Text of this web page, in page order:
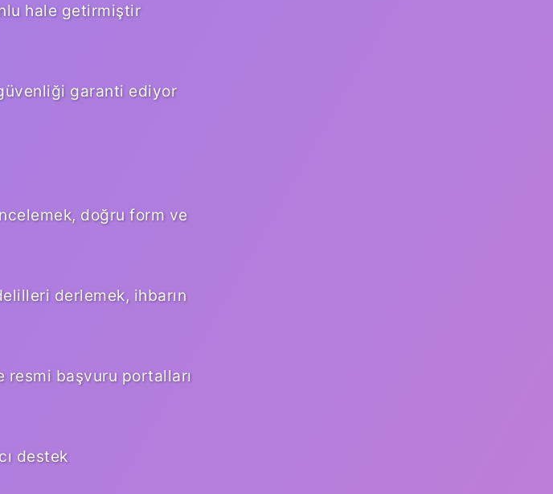
hale getirmiştir
garanti ediyor
doğru form ve
derlemek, ihbarın
resmi başvuru portalları
destek